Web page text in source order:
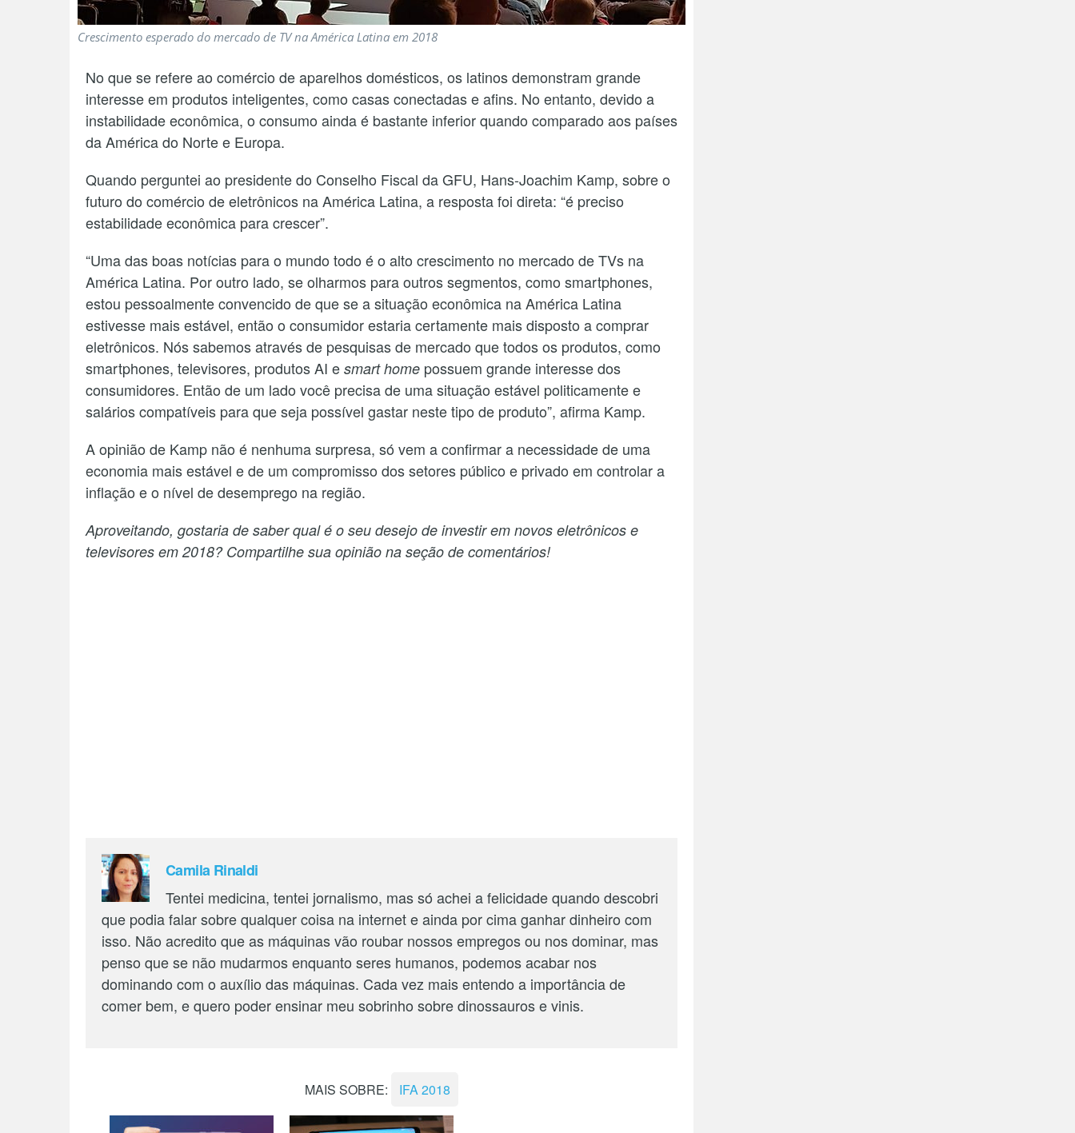
Crescimento esperado do mercado de TV na América Latina em 2018
No que se refere ao comércio de aparelhos domésticos, os latinos demonstram grande
interesse em produtos inteligentes, como casas conectadas e afins. No entanto, devido a
instabilidade econômica, o consumo ainda é bastante inferior quando comparado aos países
da América do Norte e Europa.
Quando perguntei ao presidente do Conselho Fiscal da GFU, Hans-Joachim Kamp, sobre o
futuro do comércio de eletrônicos na América Latina, a resposta foi direta: “é preciso
estabilidade econômica para crescer”.
“Uma das boas notícias para o mundo todo é o alto crescimento no mercado de TVs na
América Latina. Por outro lado, se olharmos para outros segmentos, como smartphones,
estou pessoalmente convencido de que se a situação econômica na América Latina
estivesse mais estável, então o consumidor estaria certamente mais disposto a comprar
eletrônicos. Nós sabemos através de pesquisas de mercado que todos os produtos, como
smartphones, televisores, produtos AI e smart home possuem grande interesse dos
consumidores. Então de um lado você precisa de uma situação estável politicamente e
salários compatíveis para que seja possível gastar neste tipo de produto”, afirma Kamp.
A opinião de Kamp não é nenhuma surpresa, só vem a confirmar a necessidade de uma
economia mais estável e de um compromisso dos setores público e privado em controlar a
inflação e o nível de desemprego na região.
Aproveitando, gostaria de saber qual é o seu desejo de investir em novos eletrônicos e
televisores em 2018? Compartilhe sua opinião na seção de comentários!
Camila Rinaldi
Tentei medicina, tentei jornalismo, mas só achei a felicidade quando descobri
que podia falar sobre qualquer coisa na internet e ainda por cima ganhar dinheiro com
isso. Não acredito que as máquinas vão roubar nossos empregos ou nos dominar, mas
penso que se não mudarmos enquanto seres humanos, podemos acabar nos
dominando com o auxílio das máquinas. Cada vez mais entendo a importância de
comer bem, e quero poder ensinar meu sobrinho sobre dinossauros e vinis.
MAIS SOBRE: IFA 2018